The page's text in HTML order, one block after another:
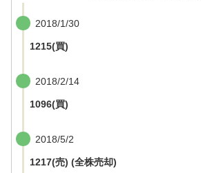
2018/1/30
1215(買)
2018/2/14
1096(買)
2018/5/2
1217(売) (全株売却)